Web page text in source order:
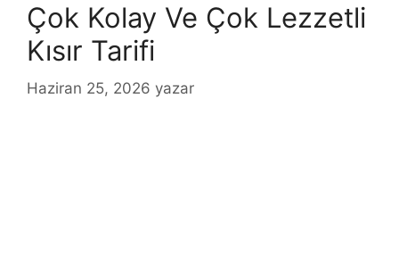
Çok Kolay Ve Çok Lezzetli
Kısır Tarifi
Haziran 25, 2026 yazar